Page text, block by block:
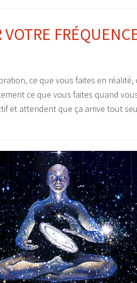
ce que vous faites en réalité,
ce que vous faites quand
et attendent que ça arrive tout